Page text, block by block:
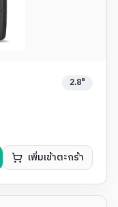
2.8"
เพิ่มเข้าตะกร้า